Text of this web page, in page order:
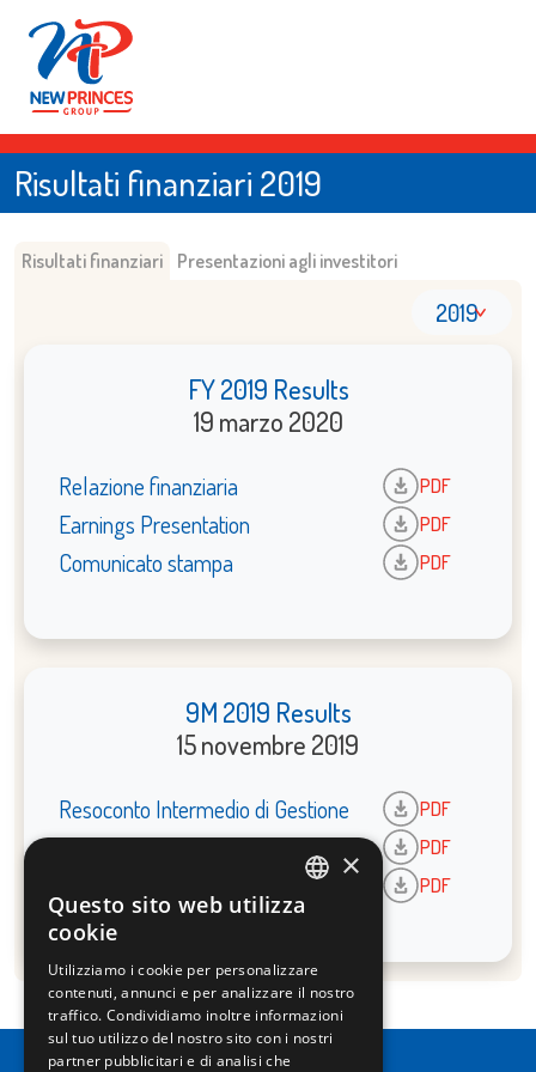
Risultati finanziari 2019
Risultati finanziari Presentazioni agli investitori
2019
FY 2019 Results
19 marzo 2020
Relazione finanziaria PDF
Earnings Presentation PDF
Comunicato stampa PDF
9M 2019 Results
15 novembre 2019
Resoconto Intermedio di Gestione PDF
Earnings Presentation PDF
PDF
×
Questo sito web utilizza
cookie
Utilizziamo i cookie per personalizzare
contenuti, annunci e per analizzare il nostro
traffico. Condividiamo inoltre informazioni
sul tuo utilizzo del nostro sito con i nostri
partner pubblicitari e di analisi che